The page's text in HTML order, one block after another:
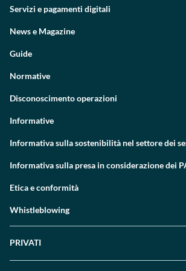
Servizi e pagamenti digitali
News e Magazine
Guide
Normative
Disconoscimento operazioni
Informative
Informativa sulla sostenibilità nel settore dei
Informativa sulla presa in considerazione dei
Etica e conformità
Whistleblowing
PRIVATI